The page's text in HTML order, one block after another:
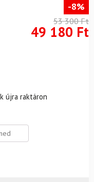
-8%
53 300Ft
49 180 Ft
újra raktáron